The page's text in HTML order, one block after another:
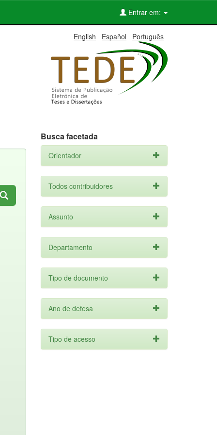
Entrar em:
English Español Português
Busca facetada
Orientador
Todos contribuidores
Assunto
Departamento
Tipo de documento
Ano de defesa
Tipo de acesso